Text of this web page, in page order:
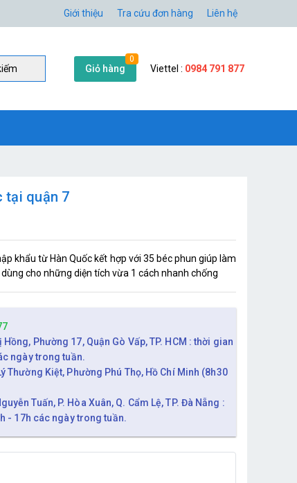
Giới thiệu Tra cứu đơn hàng Liên hệ
Giỏ hàng
0
Viettel : 0984 791 877
tại quận 7
khẩu từ Hàn Quốc kết hợp với 35 béc phun giúp làm
cho những diện tích vừa 1 cách nhanh chống
Hồng, Phường 17, Quận Gò Vấp, TP. HCM : thời gian
ngày trong tuần.
Thường Kiệt, Phường Phú Thọ, Hồ Chí Minh (8h30
Tuấn, P. Hòa Xuân, Q. Cẩm Lệ, TP. Đà Nẵng :
- 17h các ngày trong tuần.